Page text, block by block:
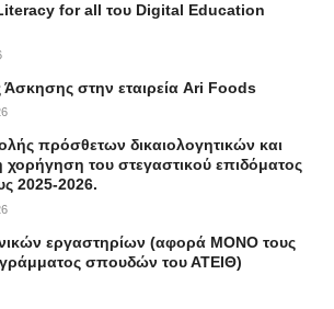
for all του Digital Education
Άσκησης στην εταιρεία Ari Foods
πρόσθετων δικαιολογητικών και
χορήγηση του στεγαστικού επιδόματος
2025-2026.
εργαστηρίων (αφορά ΜΟΝΟ τους
σπουδών του ΑΤΕΙΘ)